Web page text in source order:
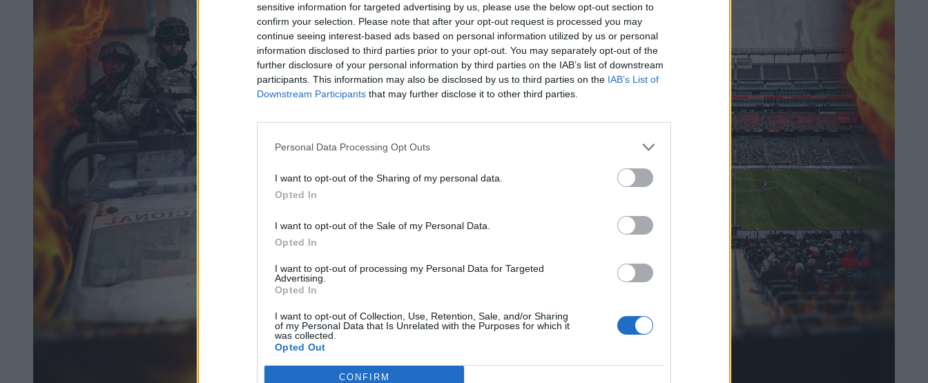
sensitive information for targeted advertising by us, please use the below opt-out section to
confirm your selection. Please note that after your opt-out request is processed you may
continue seeing interest-based ads based on personal information utilized by us or personal
information disclosed to third parties prior to your opt-out. You may separately opt-out of the
further disclosure of your personal information by third parties on the IAB’s list of downstream
participants. This information may also be disclosed by us to third parties on the IAB’s List of
Downstream Participants that may further disclose it to other third parties.
Personal Data Processing Opt Outs
I want to opt-out of the Sharing of my personal data.
Opted In
I want to opt-out of the Sale of my Personal Data.
Opted In
I want to opt-out of processing my Personal Data for Targeted
Advertising.
Opted In
I want to opt-out of Collection, Use, Retention, Sale, and/or Sharing
of my Personal Data that Is Unrelated with the Purposes for which it
was collected.
Opted Out
CONFIRM